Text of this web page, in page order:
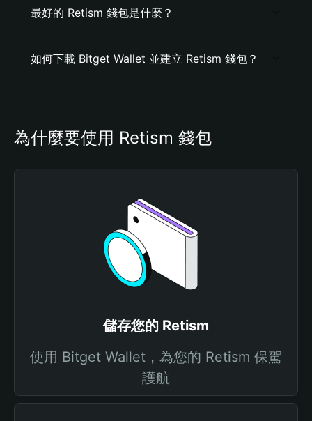
最好的 Retism 錢包是什麼？
如何下載 Bitget Wallet 並建立 Retism 錢包？
為什麼要使用 Retism 錢包
儲存您的 Retism
使用 Bitget Wallet，為您的 Retism 保駕
護航